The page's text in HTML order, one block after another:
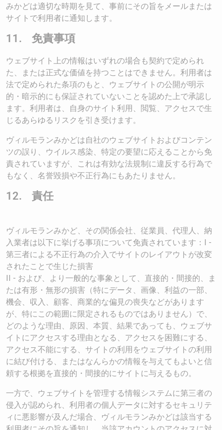
みかどは適切な時期を見て、事前にその旨をメールまたは
サイトで利用者に通知します。
11. 免責事項
ウェブサイト上の情報はいずれの場合も契約で定められ
た、または正式な価値を持つことはできません。利用者は
法で定められた条項のもと、ウェブサイトの公開が明示
的・暗示的にも保証されていないことを認めた上で承認し
ます。利用者は、自身のサイト利用、閲覧、アクセスで生
じるあらゆるリスクを引き受けます。
ヴィルモランみかどは自社のウェブサイトおよびコンテン
ツの誤り、ウイルス感染、特定の要望に応えることから免
責されていますが、これは有効な法規制に違反する行為で
もなく、名誉毀損や不正行為にもあたりません。
12. 責任
ヴィルモランみかど、その関係会社、従業員、代理人、納
入業者は以下に挙げる事項について免責されています：I -
第三者による不正行為の介入でサイトのレイアウトが改変
されたことで生じた損害
II - および、より一般的な事象として、直接的・間接的、ま
たは有形・無形の損害（特にデータ、画像、利益の一部、
機会、収入、顧客、商業的な偏見の喪失などがあります
が、特にこの範囲に限定されるものではありません）で、
どのような理由、原因、本質、結果であっても、ウェブサ
イトにアクセスする理由となる、アクセスを困難にする、
アクセス不能にする、サイトの利用をウェブサイトの利用
に結び付ける、またはなんらかの情報を与えてもよいと信
頼する根拠を直接的・間接的にサイトに与えるもの。
一方で、ウェブサイトを管理する情報システムに第三者の
侵入が認められ、利用者の個人データに対するセキュリテ
ィに悪影響が及んだ場合、ヴィルモランみかどは該当する